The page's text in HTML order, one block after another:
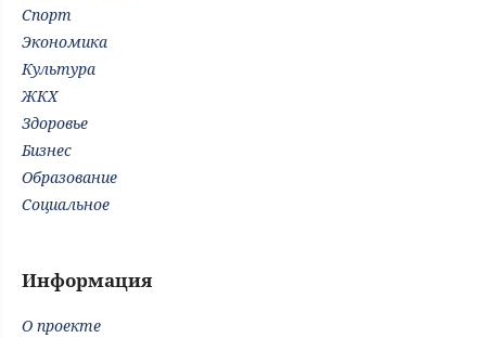
Спорт
Экономика
Культура
ЖКХ
Здоровье
Бизнес
Образование
Социальное
Информация
О проекте